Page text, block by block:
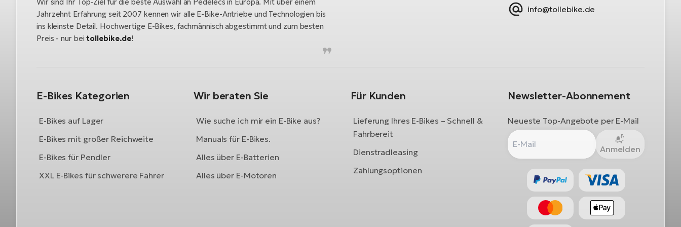
Jahrzehnt Erfahrung seit 2007 kennen wir alle E-Bike-Antriebe und Technologien bis
ins kleinste Detail. Hochwertige E-Bikes, fachmännisch abgestimmt und zum besten
Preis - nur beitollebike.de!
info@tollebike.de
E-Bikes Kategorien
E-Bikes auf Lager
E-Bikes mit großer Reichweite
E-Bikes für Pendler
XXL E-Bikes für schwerere Fahrer
Wir beraten Sie
Wie suche ich mir ein E-Bike aus?
Manuals für E-Bikes.
Alles über E-Batterien
Alles über E-Motoren
Für Kunden
Lieferung Ihres E-Bikes – Schnell &
Fahrbereit
Dienstradleasing
Zahlungsoptionen
Newsletter-Abonnement
Neueste Top-Angebote per E-Mail
Anmelden